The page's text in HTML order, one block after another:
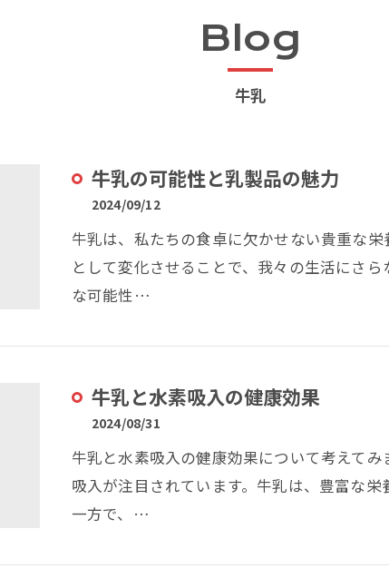
Blog
牛乳
牛乳の可能性と乳製品の魅力
2024/09/12
牛乳は、私たちの食卓に欠かせない貴重な
として変化させることで、我々の生活にさ
な可能性…
牛乳と水素吸入の健康効果
2024/08/31
牛乳と水素吸入の健康効果について考えて
吸入が注目されています。牛乳は、豊富な
一方で、…